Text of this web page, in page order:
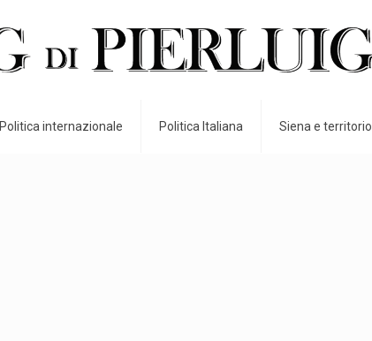
Politica internazionale Politica Italiana Siena e territorio